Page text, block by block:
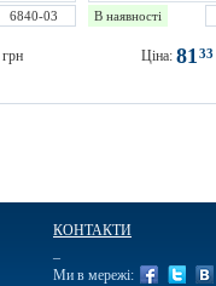
6840-03
грн
В наявності
Ціна: 8133
КОНТАКТИ
Ми в мережі: